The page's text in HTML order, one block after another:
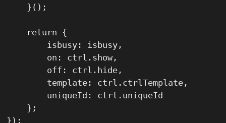
    }();
    return {
        isbusy: isbusy,
        on: ctrl.show,
        off: ctrl.hide,
        template: ctrl.ctrlTemplate,
        uniqueId: ctrl.uniqueId
    };
});